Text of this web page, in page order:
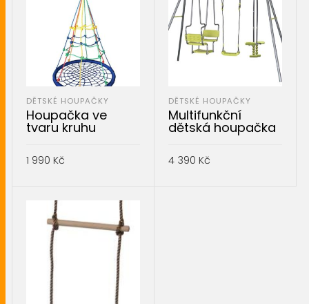
DĚTSKÉ HOUPAČKY
Houpačka ve
tvaru kruhu
1 990 Kč
DĚTSKÉ HOUPAČKY
Multifunkční
dětská houpačka
4 390 Kč